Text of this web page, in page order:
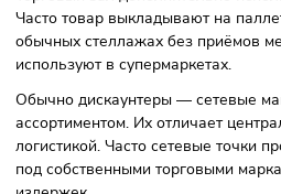
Принцип работы дискаунтеров
самообслуживании. Магазины
промышленные товары по
15% ниже, чем в обычных
дискаунтеров направлен на
издержек. Но продукция не
других магазинах.